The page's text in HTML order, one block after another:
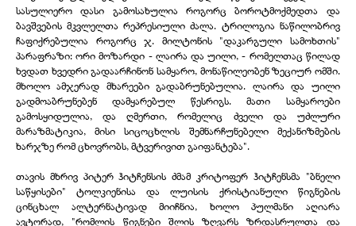
სასულიერო დასი გამოსახულია როგორც ბოროტმოქმედთა და
ბავშვების მკვლელთა რეპრესიული ძალა. ტრილოგია ნაწილობრივ
ჩაფიქრებულია როგორც ჯ. მილტონის "დაკარგული სამოხთის"
პარაფრაზი: ორი მოზარდი - ლაირა და უილი, - რომელთაც წილად
ხვდათ ხვედრი გადაარჩინონ სამყარო, მონაწილეობენ ზეციურ ომში.
მხოლო ამჯერად მხარეები გადაბრუნებულია. ლაირა და უილი
გადმოაბრუნებენ დამყარებულ წესრიგს. მათი სამყაროები
გამოსყიდულია, და ღმერთი, რომელიც ძველი და უძლური
მარაზმატიკია, მისი სიცოცხლის შემნარჩუნებელი მექანიზმების
ხარჯზე რომ ცხოვრობს, მტვერივით გაიფანტება".
თავის მხრივ პიტერ ჰიტჩენსის ძმამ კრიტოფერ ჰიტჩენსმა "ბნელი
საწყისები" ტოლკიენისა და ლუისის ქრისტიანული წიგნების
ცინცხალ ალტერნატივად მიიჩნია, ხოლო პულმანი აღიარა
ავტორად, "რომლის წიგნები შლის ზღვარს ზრდასრულთა და